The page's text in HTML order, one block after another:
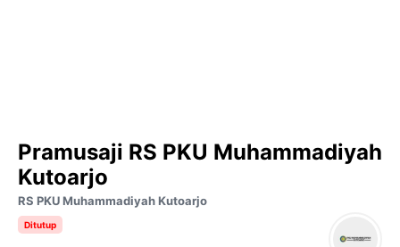
Pramusaji RS PKU Muhammadiyah
Kutoarjo
RS PKU Muhammadiyah Kutoarjo
Ditutup